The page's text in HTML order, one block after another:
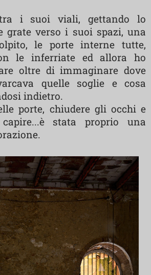
tra i suoi viali, gettando lo
grate verso i suoi spazi, una
le porte interne tutte,
le inferriate ed allora ho
oltre di immaginare dove
quelle soglie e cosa
indietro.
porte, chiudere gli occhi e
stata proprio una